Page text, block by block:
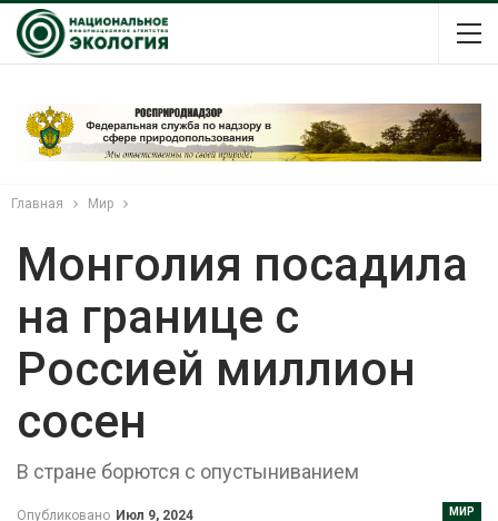
Главная Мир
Монголия посадила
на границе с
Россией миллион
сосен
В стране борются с опустыниванием
МИР
Опубликовано Июл 9, 2024